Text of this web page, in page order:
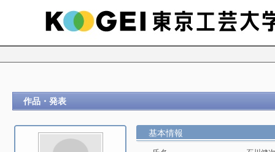
作品・発表
基本情報